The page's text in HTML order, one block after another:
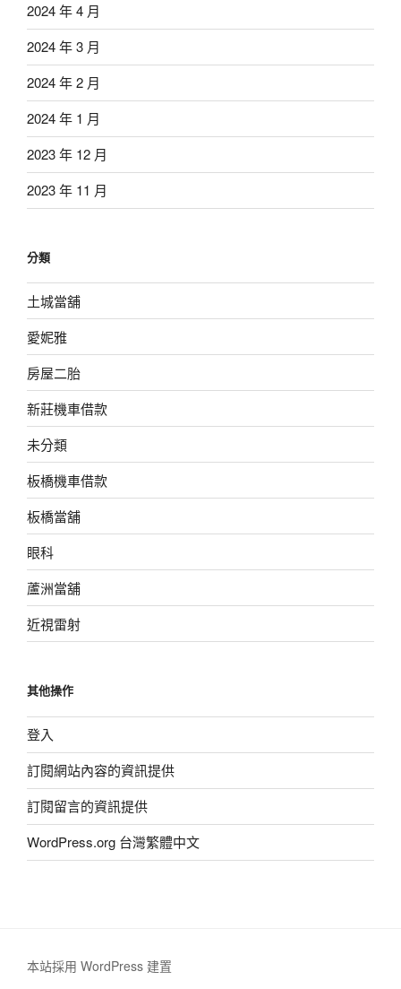
2024 年 4 月
2024 年 3 月
2024 年 2 月
2024 年 1 月
2023 年 12 月
2023 年 11 月
分類
土城當舖
愛妮雅
房屋二胎
新莊機車借款
未分類
板橋機車借款
板橋當舖
眼科
蘆洲當舖
近視雷射
其他操作
登入
訂閱網站內容的資訊提供
訂閱留言的資訊提供
WordPress.org 台灣繁體中文
本站採用 WordPress 建置